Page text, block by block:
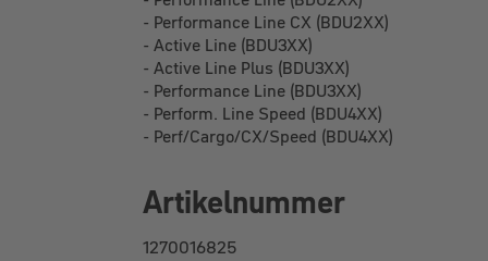
- Performance Line CX (BDU2XX)
- Active Line (BDU3XX)
- Active Line Plus (BDU3XX)
- Performance Line (BDU3XX)
- Perform. Line Speed (BDU4XX)
- Perf/Cargo/CX/Speed (BDU4XX)
Artikelnummer
1270016825